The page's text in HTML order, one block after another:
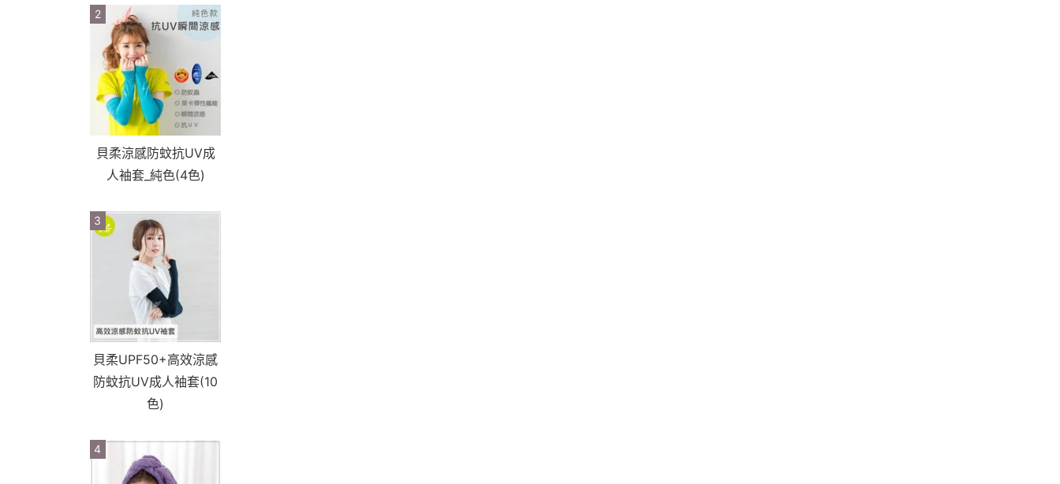
2
貝柔涼感防蚊抗UV成
人袖套_純色(4色)
3
貝柔UPF50+高效涼感
防蚊抗UV成人袖套(10
色)
4